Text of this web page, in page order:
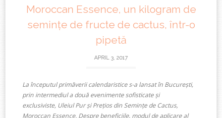
Moroccan Essence, un kilogram de
semințe de fructe de cactus, într-o
pipetă
APRIL 3, 2017
La începutul primăverii calendaristice s-a lansat în București,
prin intermediul a două evenimente sofisticate și
exclusiviste, Uleiul Pur și Prețios din Semințe de Cactus,
Moroccan Essence. Despre beneficiile, modul de aplicare al